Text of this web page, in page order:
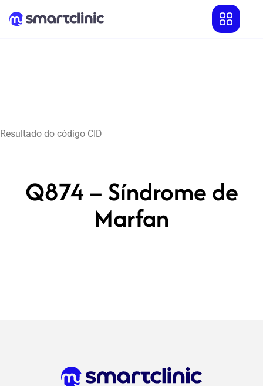
Resultado do código CID
Q874 – Síndrome de
Marfan